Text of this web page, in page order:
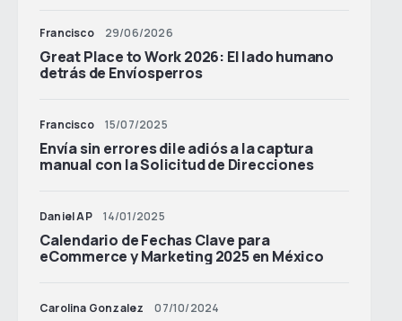
Francisco 29/06/2026
Great Place to Work 2026: El lado humano
detrás de Envíosperros
Francisco 15/07/2025
Envía sin errores dile adiós a la captura
manual con la Solicitud de Direcciones
Daniel AP 14/01/2025
Calendario de Fechas Clave para
eCommerce y Marketing 2025 en México
Carolina Gonzalez 07/10/2024